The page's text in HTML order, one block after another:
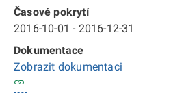
Časové pokrytí
2016-10-01 - 2016-12-31
Dokumentace
Zobrazit dokumentaci